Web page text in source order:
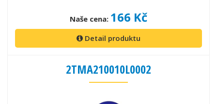
Naše cena: 166 Kč
Detail produktu
2TMA210010L0002